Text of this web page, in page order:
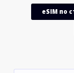
eSIM по